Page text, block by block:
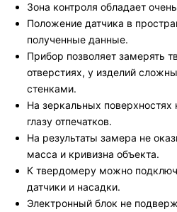
Зона контроля обладает
Положение датчика в
полученные данные.
Прибор позволяет замерять
отверстиях, у изделий
стенками.
На зеркальных поверхностях
глазу отпечатков.
На результаты замера не
масса и кривизна объекта.
К твердомеру можно
датчики и насадки.
Электронный блок не